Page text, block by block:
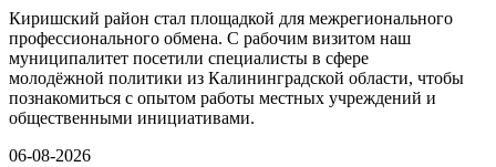
Киришский район стал площадкой для межрегионального
профессионального обмена. С рабочим визитом наш
муниципалитет посетили специалисты в сфере
молодёжной политики из Калининградской области, чтобы
познакомиться с опытом работы местных учреждений и
общественными инициативами.
06-08-2026